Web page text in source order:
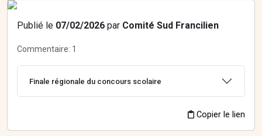
Publié le 07/02/2026 par Comité Sud Francilien
Commentaire: 1
Finale régionale du concours scolaire
Copier le lien